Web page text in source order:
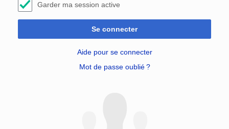
Garder ma session active
Se connecter
Aide pour se connecter
Mot de passe oublié ?